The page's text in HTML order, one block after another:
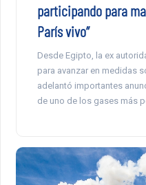
participando para
París vivo”
Desde Egipto, la ex
para avanzar en medidas
adelantó importantes
de uno de los gases más